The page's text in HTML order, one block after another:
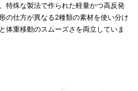
特殊な製法で作られた軽量かつ高反発
の仕方が異なる2種類の素材を使い分け
体重移動のスムーズさを両立していま